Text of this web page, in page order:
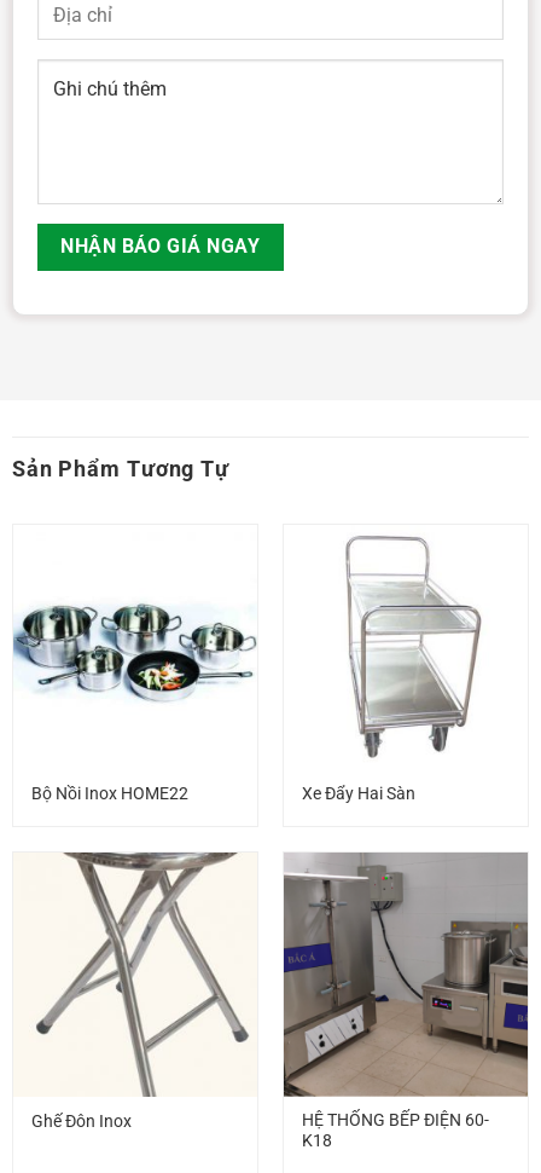
Sản Phẩm Tương Tự
Bộ Nồi Inox HOME22 Xe Đẩy Hai Sàn
Ghế Đôn Inox
HỆ THỐNG BẾP ĐIỆN 60-
K18